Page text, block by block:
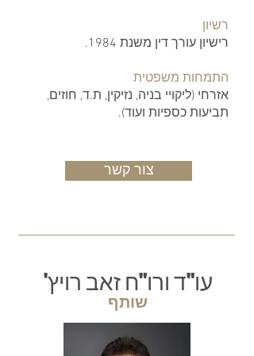
רשיון
רישיון עורך דין משנת 1984.
התמחות משפטית
אזרחי (ליקויי בניה, נזיקין, ת.ד, חוזים,
תביעות כספיות ועוד).
צור קשר
עו"ד ורו"ח זאב רויץ'
שותף